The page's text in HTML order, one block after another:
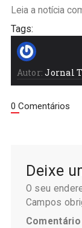
Leia a notícia
Tags:
Autor: Jornal
0 Comentários
Deixe
O seu
Campos